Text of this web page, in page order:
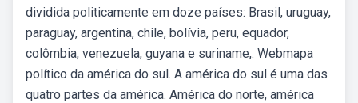
dividida politicamente em doze países: Brasil, uruguay,
paraguay, argentina, chile, bolívia, peru, equador,
colômbia, venezuela, guyana e suriname,. Webmapa
político da américa do sul. A américa do sul é uma das
quatro partes da américa. América do norte, américa